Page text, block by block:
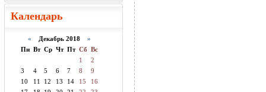
Календарь
« Декабрь 2018 »
Пн Вт Ср Чт Пт Сб Вс
1
2
3
4 5 6 7 8
9
10
11 12 13 14 15
16